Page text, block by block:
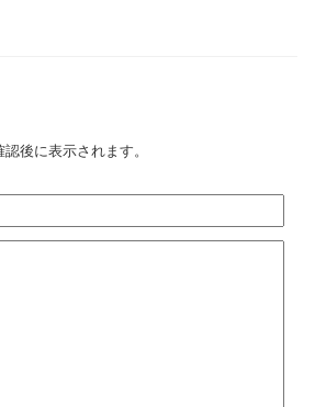
後に表示されます。